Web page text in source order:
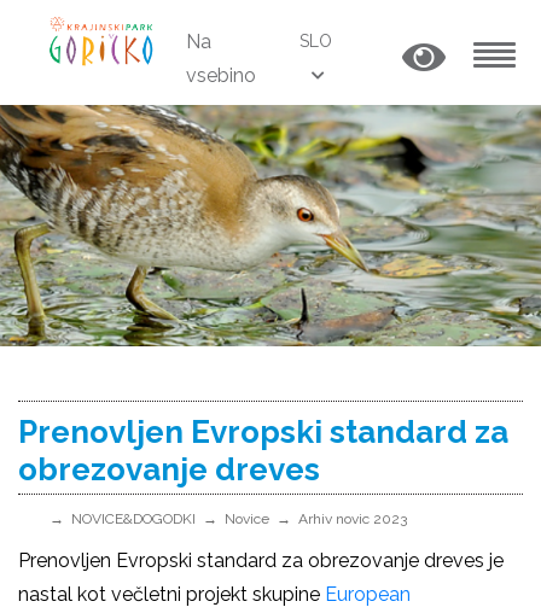
Na
vsebino
SLO
Prenovljen Evropski standard za
obrezovanje dreves
NOVICE&DOGODKI Novice Arhiv novic 2023
Prenovljen Evropski standard za obrezovanje dreves je
nastal kot večletni projekt skupine European